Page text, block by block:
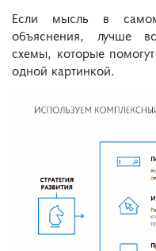
Если мысль в
объяснения, лучше
схемы, которые
одной картинкой.